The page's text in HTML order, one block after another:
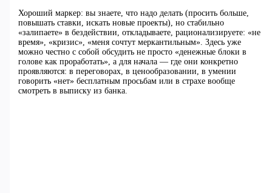
Хороший маркер: вы знаете, что надо делать (просить больше,
повышать ставки, искать новые проекты), но стабильно
«залипаете» в бездействии, откладываете, рационализируете: «не
время», «кризис», «меня сочтут меркантильным». Здесь уже
можно честно с собой обсудить не просто «денежные блоки в
голове как проработать», а для начала — где они конкретно
проявляются: в переговорах, в ценообразовании, в умении
говорить «нет» бесплатным просьбам или в страхе вообще
смотреть в выписку из банка.